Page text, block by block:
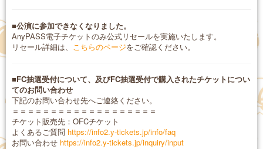
■公演に参加できなくなりました。
AnyPASS電子チケットのみ公式リセールを実施いたします。
リセール詳細は、 こちらのページをご確認ください。
■FC抽選受付について、及びFC抽選受付で購入されたチケットについ
てのお問い合わせ
下記のお問い合わせ先へご連絡ください。
＝＝＝＝＝＝＝＝＝＝＝＝＝＝＝＝＝＝＝
チケット販売先：OFCチケット
よくあるご質問 https://info2.y-tickets.jp/info/faq
お問い合わせ https://info2.y-tickets.jp/inquiry/input